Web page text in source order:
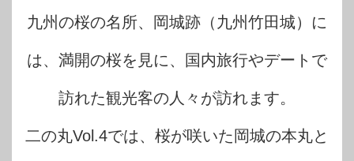
九州の桜の名所、岡城跡（九州竹田城）に
は、満開の桜を見に、国内旅行やデートで
訪れた観光客の人々が訪れます。
二の丸Vol.4では、桜が咲いた岡城の本丸と